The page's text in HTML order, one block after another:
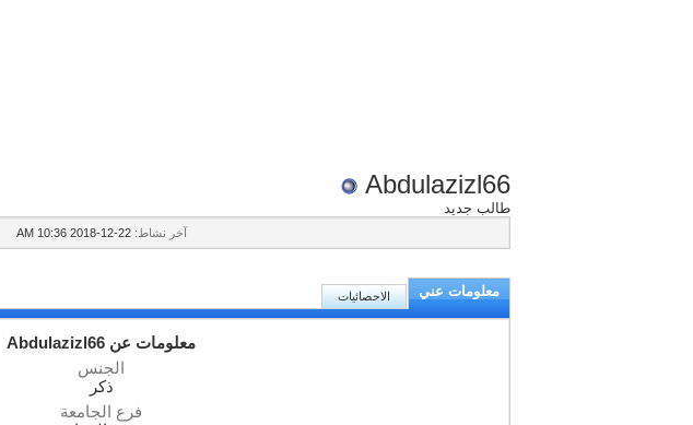
Abdulazizl66
طالب جديد
آخر نشاط: 22-12-2018
10:36 AM
معلومات عني الاحصائيات
معلومات عن Abdulazizl66
الجنس
ذكر
فرع الجامعة